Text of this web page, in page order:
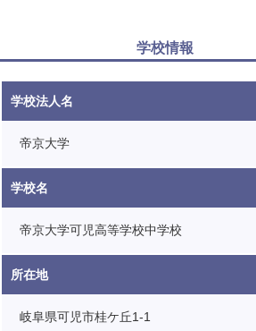
学校情報
学校法人名
帝京大学
学校名
帝京大学可児高等学校中学校
所在地
岐阜県可児市桂ケ丘1-1